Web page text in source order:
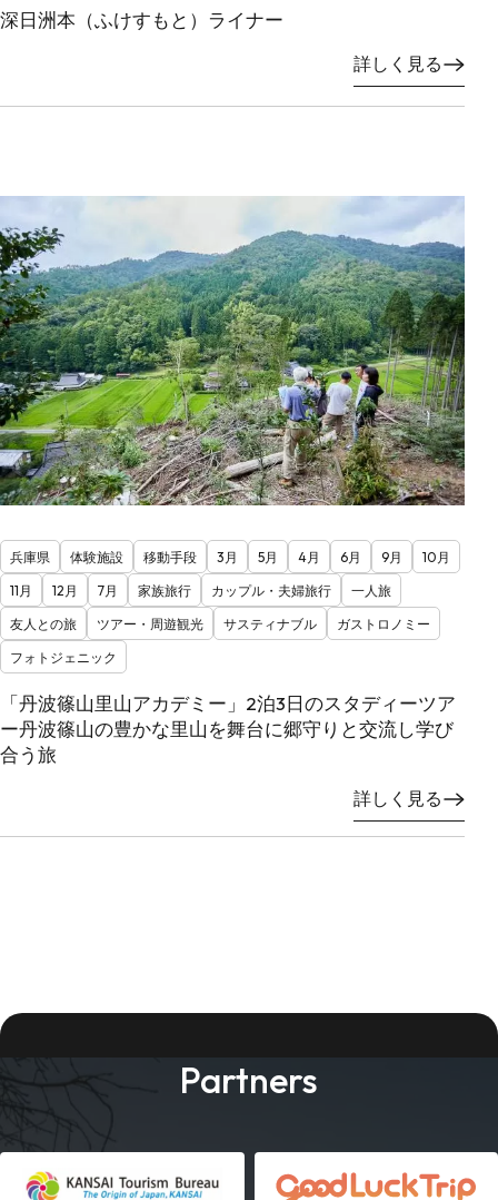
深日洲本（ふけすもと）ライナー
詳しく見る
兵庫県 体験施設 移動手段 3月 5月 4月 6月 9月
10月
11月
12月 7月 家族旅行 カップル・夫婦旅行
一人旅
友人との旅
ツアー・周遊観光 サスティナブル
ガストロノミー
フォトジェニック
「丹波篠山里山アカデミー」2泊3日のスタディーツア
ー丹波篠山の豊かな里山を舞台に郷守りと交流し学び
合う旅
詳しく見る
Partners